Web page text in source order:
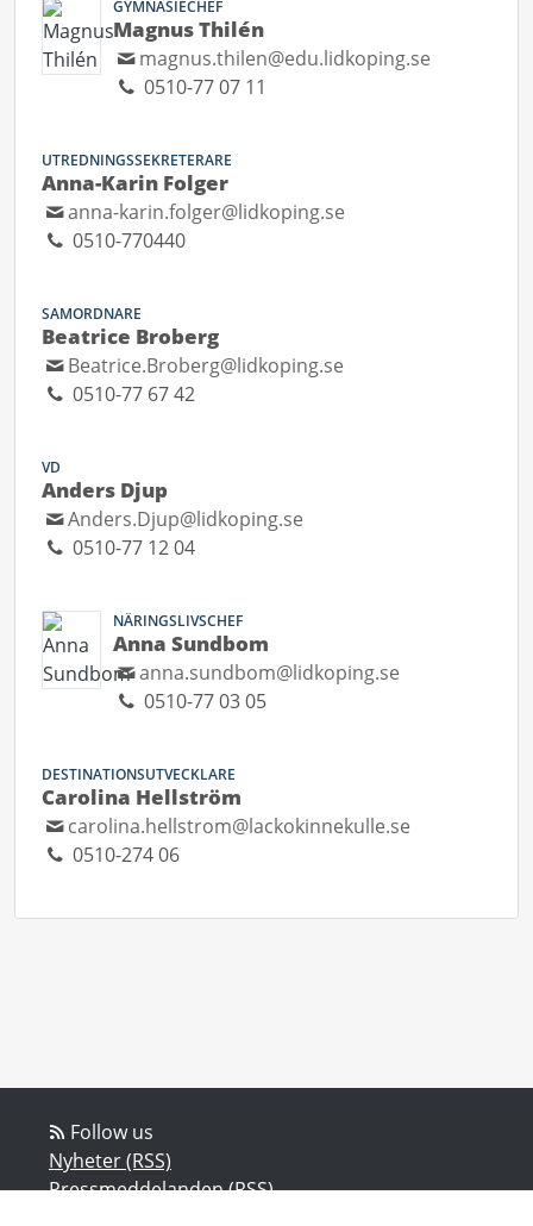
GYMNASIECHEF
Magnus Thilén
magnus.thilen@edu.lidkoping.se
0510-77 07 11
UTREDNINGSSEKRETERARE
Anna-Karin Folger
anna-karin.folger@lidkoping.se
0510-770440
SAMORDNARE
Beatrice Broberg
Beatrice.Broberg@lidkoping.se
0510-77 67 42
VD
Anders Djup
Anders.Djup@lidkoping.se
0510-77 12 04
NÄRINGSLIVSCHEF
Anna Sundbom
anna.sundbom@lidkoping.se
0510-77 03 05
DESTINATIONSUTVECKLARE
Carolina Hellström
carolina.hellstrom@lackokinnekulle.se
0510-274 06
Follow us
Nyheter (RSS)
Pressmeddelanden (RSS)